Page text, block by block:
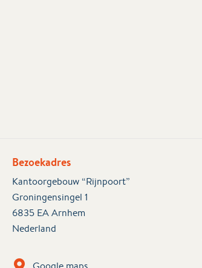
Bezoekadres
Kantoorgebouw “Rijnpoort”
Groningensingel 1
6835 EA Arnhem
Nederland